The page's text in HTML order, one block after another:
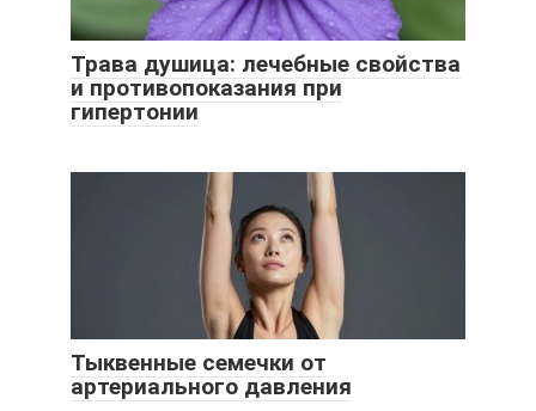
Трава душица: лечебные свойства
и противопоказания при
гипертонии
Тыквенные семечки от
артериального давления